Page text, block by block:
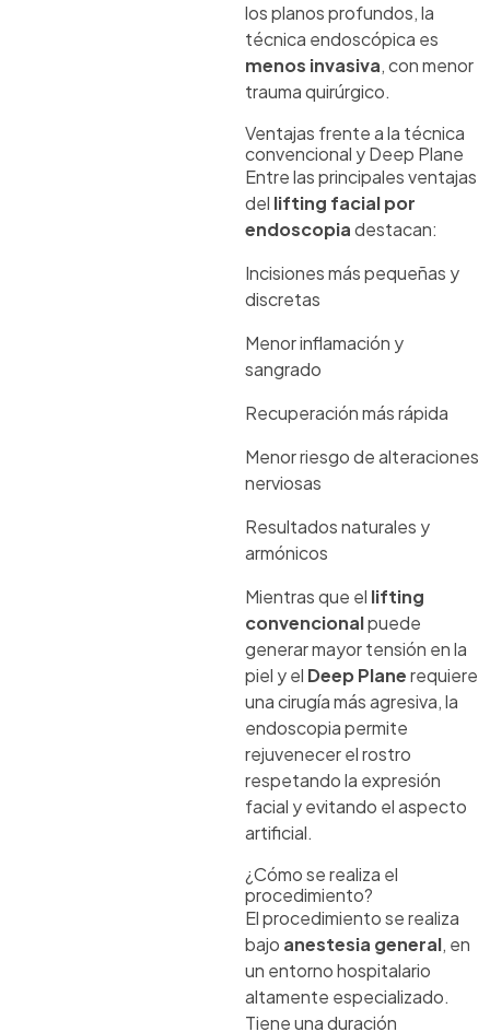
los planos profundos, la
técnica endoscópica es
menos invasiva, con menor
trauma quirúrgico.
Ventajas frente a la técnica
convencional y Deep Plane
Entre las principales ventajas
del lifting facial por
endoscopiadestacan:
Incisiones más pequeñas y
discretas
Menor inflamación y
sangrado
Recuperación más rápida
Menor riesgo de alteraciones
nerviosas
Resultados naturales y
armónicos
Mientras que el lifting
convencionalpuede
generar mayor tensión en la
piel y el Deep Planerequiere
una cirugía más agresiva, la
endoscopia permite
rejuvenecer el rostro
respetando la expresión
facial y evitando el aspecto
artificial.
¿Cómo se realiza el
procedimiento?
El procedimiento se realiza
bajo anestesia general, en
un entorno hospitalario
altamente especializado.
Tiene una duración